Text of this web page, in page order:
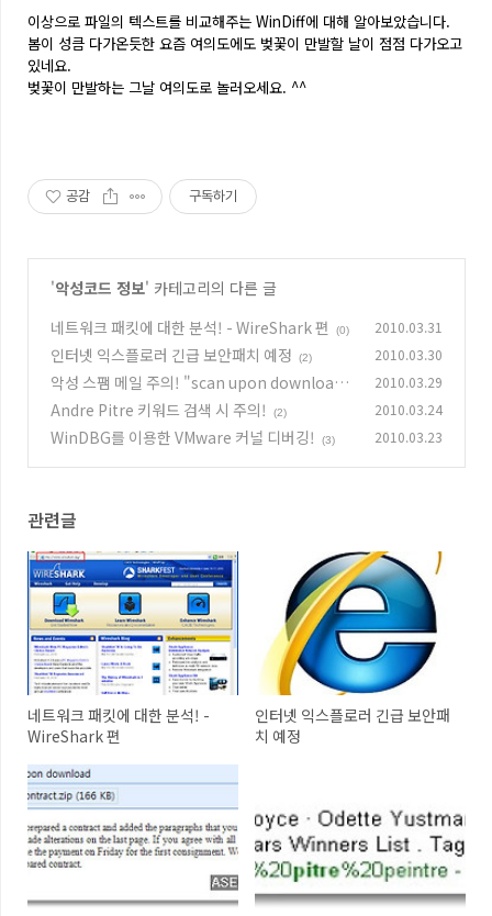
이상으로 파일의 텍스트를 비교해주는 WinDiff에 대해 알아보았습니다.
봄이 성큼 다가온듯한 요즘 여의도에도 벚꽃이 만발할 날이 점점 다가오고
있네요.
벚꽃이 만발하는 그날 여의도로 놀러오세요. ^^
공감 구독하기
'악성코드 정보' 카테고리의 다른 글
네트워크 패킷에 대한 분석! - WireShark 편
(0) 2010.03.31
인터넷 익스플로러 긴급 보안패치 예정 (2) 2010.03.30
악성 스팸 메일 주의! "scan upon download"
(0)
2010.03.29
Andre Pitre 키워드 검색 시 주의! (2) 2010.03.24
WinDBG를 이용한 VMware 커널 디버깅! (3) 2010.03.23
관련글
네트워크 패킷에 대한 분석! -
WireShark 편
인터넷 익스플로러 긴급 보안패
치 예정